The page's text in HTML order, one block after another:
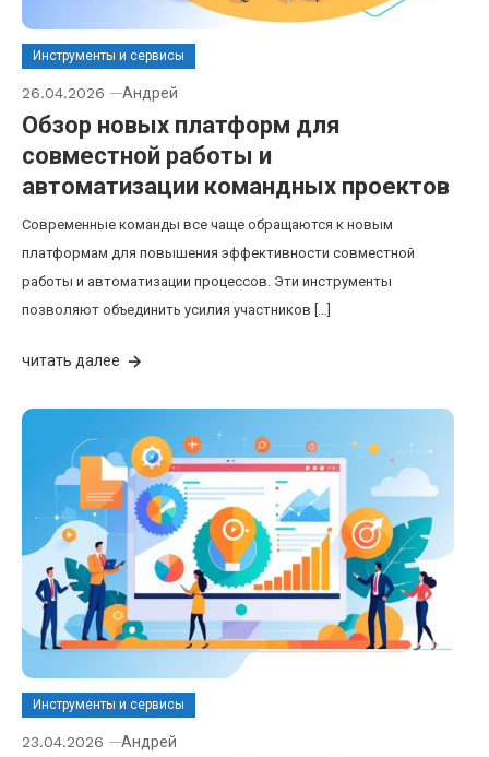
Инструменты и сервисы
26.04.2026 Андрей
Обзор новых платформ для
совместной работы и
автоматизации командных проектов
Современные команды все чаще обращаются к новым
платформам для повышения эффективности совместной
работы и автоматизации процессов. Эти инструменты
позволяют объединить усилия участников […]
читать далее
Инструменты и сервисы
23.04.2026 Андрей